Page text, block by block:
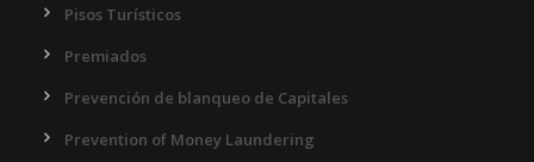
Pisos Turísticos
Premiados
Prevención de blanqueo de Capitales
Prevention of Money Laundering